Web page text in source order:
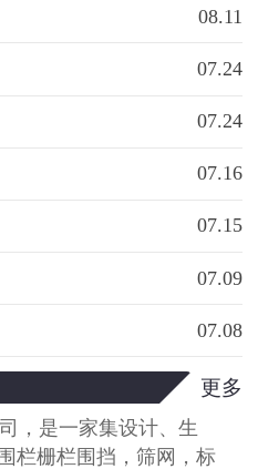
08.11
07.24
07.24
07.16
07.15
07.09
07.08
更多
，是一家集设计、生
栏栅栏围挡，筛网，标